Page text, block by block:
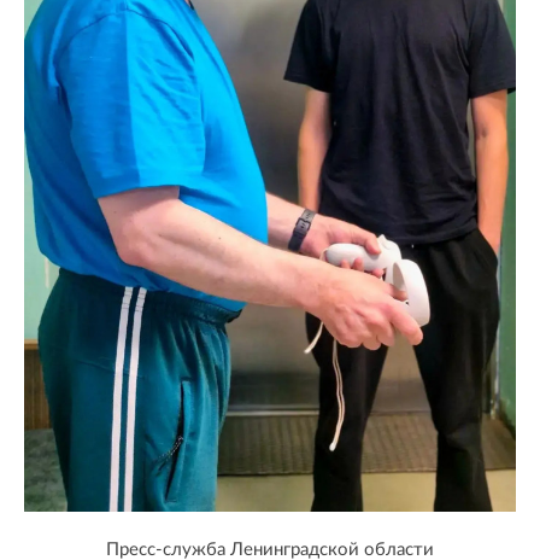
Пресс-служба Ленинградской области